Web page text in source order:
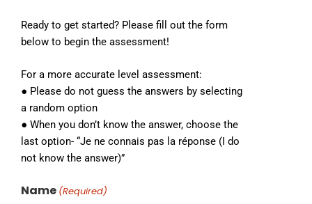
Ready to get started? Please fill out the form
below to begin the assessment!
For a more accurate level assessment:
● Please do not guess the answers by selecting
a random option
● When you don’t know the answer, choose the
last option- “Je ne connais pas la réponse (I do
not know the answer)”
Name (Required)